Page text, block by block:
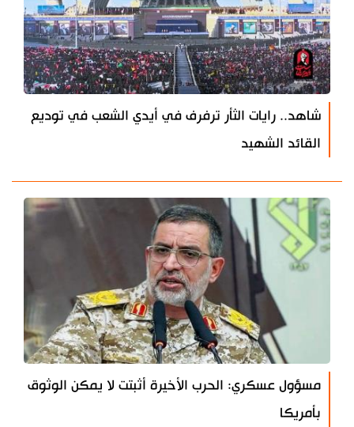
شاهد.. رايات الثأر ترفرف في أيدي الشعب في توديع
القائد الشهيد
مسؤول عسكري: الحرب الأخيرة أثبتت لا يمكن الوثوق
بأمريكا